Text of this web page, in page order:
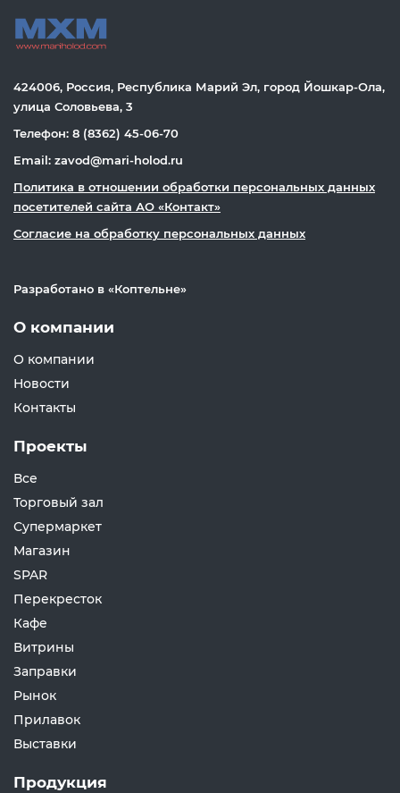
424006, Россия, Республика Марий Эл, город Йошкар-Ола,
улица Соловьева, 3
Телефон: 8 (8362) 45-06-70
Email: zavod@mari-holod.ru
Политика в отношении обработки персональных данных
посетителей сайта АО «Контакт»
Согласие на обработку персональных данных
Разработано в «Коптельне»
О компании
О компании
Новости
Контакты
Проекты
Все
Торговый зал
Супермаркет
Магазин
SPAR
Перекресток
Кафе
Витрины
Заправки
Рынок
Прилавок
Выставки
Продукция